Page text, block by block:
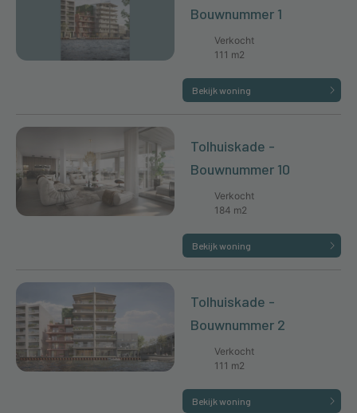
Bouwnummer 1
Verkocht
111 m2
Bekijk woning
Tolhuiskade -
Bouwnummer 10
Verkocht
184 m2
Bekijk woning
Tolhuiskade -
Bouwnummer 2
Verkocht
111 m2
Bekijk woning